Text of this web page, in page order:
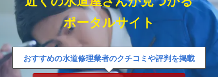
ポータルサイト
おすすめの水道修理業者のクチコミや評判を掲載